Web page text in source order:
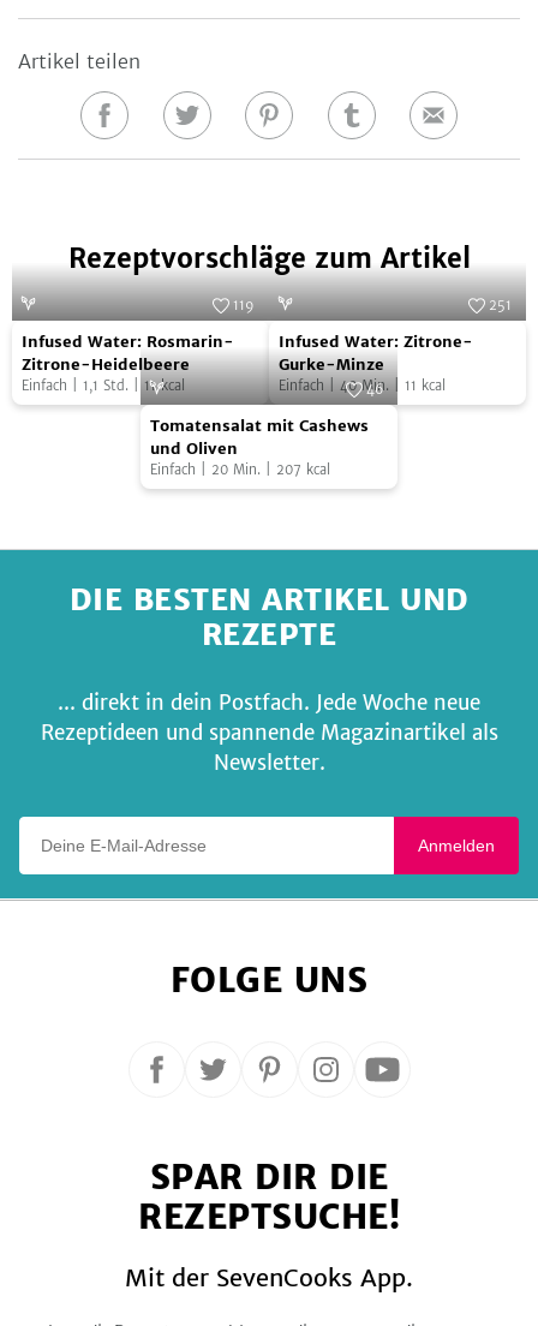
Artikel teilen
Auf
Auf
Auf
Auf
E-
Rezeptvorschläge zum Artikel
Infused
Water:
Rosmarin-
SevenCooks
119
Infused Water: Rosmarin-
Zitrone-Heidelbeere
Einfach 1,1 Std. 11kcal
Infused
Water:
Zitrone-
Gurke-
Foto:
251
Infused Water: Zitrone-
Gurke-Minze
Einfach 40 Min. 11 kcal
Tomatensalat
mit
Cashews
Foto: Vitalissimo
46
Tomatensalat mit Cashews
und Oliven
Einfach 20 Min. 207 kcal
DIE BESTEN ARTIKEL UND
REZEPTE
... direkt in dein Postfach. Jede Woche neue
Rezeptideen und spannende Magazinartikel als
Newsletter.
Anmelden
FOLGE UNS
Folge
Facebook
Folge
Twitter
Folge
Pinterest
Folge
Instagram
Folge
YouTube
SPAR DIR DIE
REZEPTSUCHE!
Mit der SevenCooks App.